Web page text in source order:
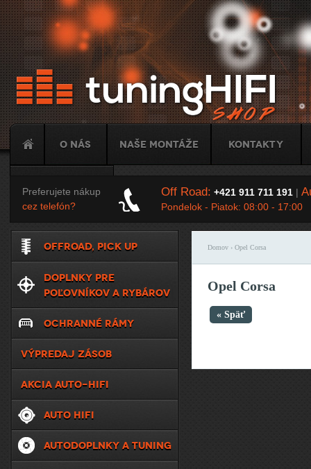
O nás Naše montáže Kontakty
Tuning
Preferujete nákup
cez telefón?
Off Road: +421 911 711 191|
Pondelok - Piatok: 08:00 - 17:00
Domov› Opel Corsa
Opel Corsa
« Späť
OFFROAD, PICK UP
DOPLNKY PRE
POĽOVNÍKOV A RYBÁROV
OCHRANNÉ RÁMY
VÝPREDAJ ZÁSOB
AKCIA AUTO-HIFI
AUTO HIFI
AUTODOPLNKY A TUNING